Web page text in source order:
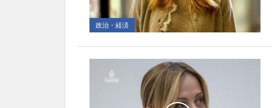
政治・経済